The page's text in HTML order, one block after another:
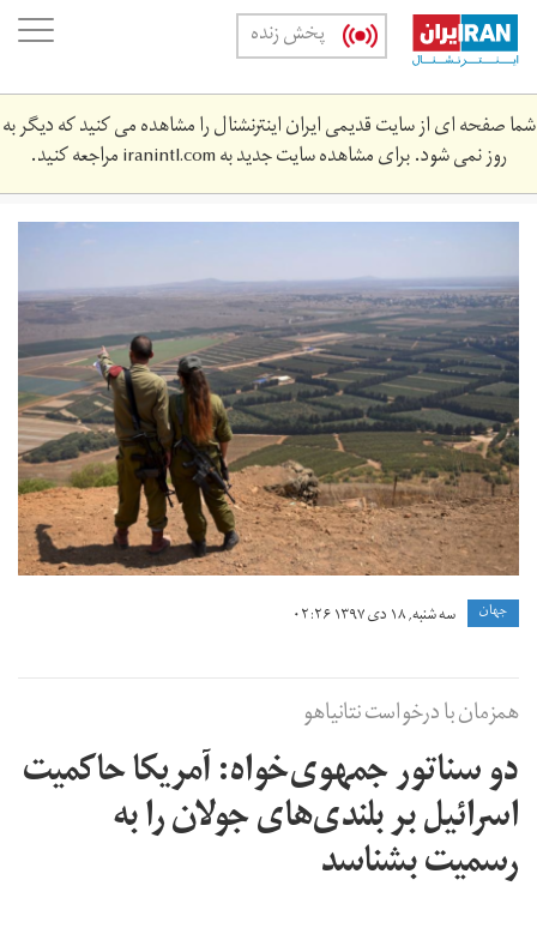
Skip
main
content
پخش زنده
شما صفحه ای از سایت قدیمی ایران اینترنشنال را مشاهده می کنید که دیگر به
روز نمی شود. برای مشاهده سایت جدید بهiranintl.comمراجعه کنید.
ارتش
اسرائيل
جهان سه شنبه, ۱۸ دی ۱۳۹۷ ۰۲:۲۶
همزمان با درخواست نتانیاهو
دو سناتور جمهوی‌خواه: آمریکا حاکمیت
اسرائیل بر بلندی‌های جولان را به
رسمیت بشناسد